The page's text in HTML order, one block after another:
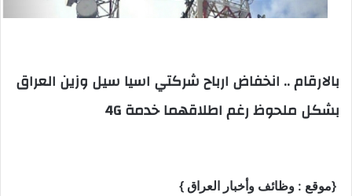
بالارقام .. انخفاض ارباح شركتي اسيا سيل وزين العراق
بشكل ملحوظ رغم اطلاقهما خدمة 4G
{موقع : وظائف وأخبار العراق }